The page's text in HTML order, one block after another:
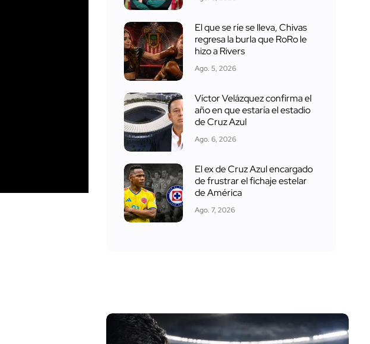
El que se ríe se lleva, Chivas
regresa la burla que RoRo le
hizo a Rivers
Ago. 5, 2026
Víctor Velázquez confirma el
año en que estaría el estadio
de Cruz Azul
Ago. 6, 2026
El ex de Cruz Azul encargado
de frustrar el fichaje estelar
de América
Ago. 7, 2026